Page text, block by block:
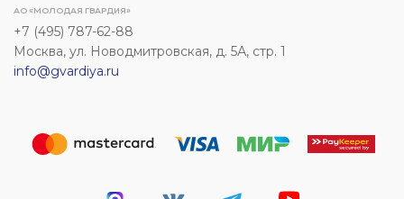
АО «МОЛОДАЯ ГВАРДИЯ»
+7 (495) 787-62-88
Москва, ул. Новодмитровская, д. 5А, стр. 1
info@gvardiya.ru